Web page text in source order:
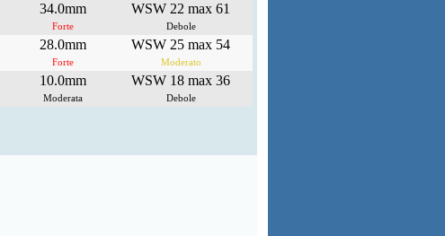
34.0mm
Forte
WSW 22 max 61
Debole
28.0mm
Forte
WSW 25 max 54
Moderato
10.0mm
Moderata
WSW 18 max 36
Debole